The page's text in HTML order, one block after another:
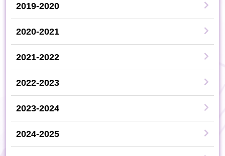
2019-2020
2020-2021
2021-2022
2022-2023
2023-2024
2024-2025